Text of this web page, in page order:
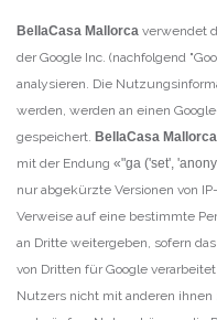
BellaCasa Mallorca verwendet
der Google Inc. (nachfolgend
analysieren. Die
werden, werden an einen
gespeichert. BellaCasa Mallorca
mit der Endung «"ga ('set',
nur abgekürzte Versionen von
Verweise auf eine bestimmte
an Dritte weitergeben, sofern
von Dritten für Google
Nutzers nicht mit anderen